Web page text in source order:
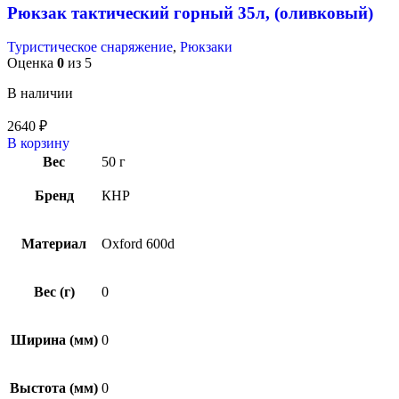
Рюкзак тактический горный 35л, (оливковый)
Туристическое снаряжение, Рюкзаки
Оценка 0 из 5
В наличии
2640 ₽
В корзину
Вес
50 г
Бренд КНР
Материал Oxford 600d
Вес (г) 0
Ширина (мм) 0
Выстота (мм) 0